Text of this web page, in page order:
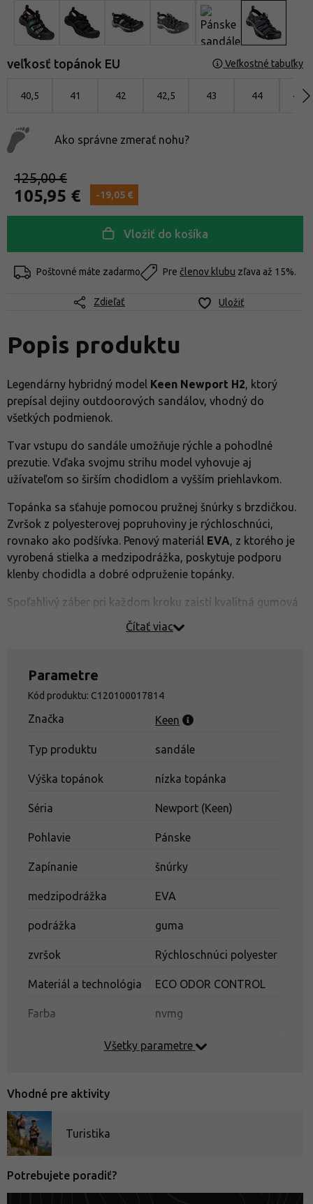
veľkosť topánok EU Veľkostné tabuľky
40,5 41 42 42,5 43 44 44,5
Ako správne zmerať nohu?
105,95 € -19,05 €
125,00 €
Vložiť do košíka
Poštovné máte zadarmo Pre členov klubu zľava až 15%.
Zdieľať Uložiť
Popis produktu
Legendárny hybridný model Keen Newport H2, ktorý
prepísal dejiny outdoorových sandálov, vhodný do
všetkých podmienok.
Tvar vstupu do sandále umožňuje rýchle a pohodlné
prezutie. Vďaka svojmu strihu model vyhovuje aj
užívateľom so širším chodidlom a vyšším priehlavkom.
Topánka sa sťahuje pomocou pružnej šnúrky s brzdičkou.
Zvršok z polyesterovej popruhoviny je rýchloschnúci,
rovnako ako podšívka. Penový materiál EVA, z ktorého je
vyrobená stielka a medzipodrážka, poskytuje podporu
klenby chodidla a dobré odpruženie topánky.
Spoľahlivý záber pri každom kroku zaistí kvalitná gumová
podrážka s viacsmerným vzorom, ktorá vďaka jemným
zárezom zaručuje bezpečnú chôdzu aj na vlhkom povrchu.
Ekologicky šetrná technológia
pôsobí proti vzniku mikroplesní a zápachu vo vnútri
topánky.
Sandále Newport H2 vynikájú masívnou ochranou prstov,
ktorá je ikonickým prvkom značky Keen.
Čítať viac
Parametre
Kód produktu: C120100017814
Značka Keen
Typ produktu sandále
Výška topánok nízka topánka
Séria Newport (Keen)
Pohlavie Pánske
Zapínanie šnúrky
medzipodrážka EVA
podrážka guma
zvršok Rýchloschnúci polyester
Materiál a technológia ECO ODOR CONTROL
Farba nvmg
Všetky parametre
Vhodné pre aktivity
Turistika
Potrebujete poradiť?